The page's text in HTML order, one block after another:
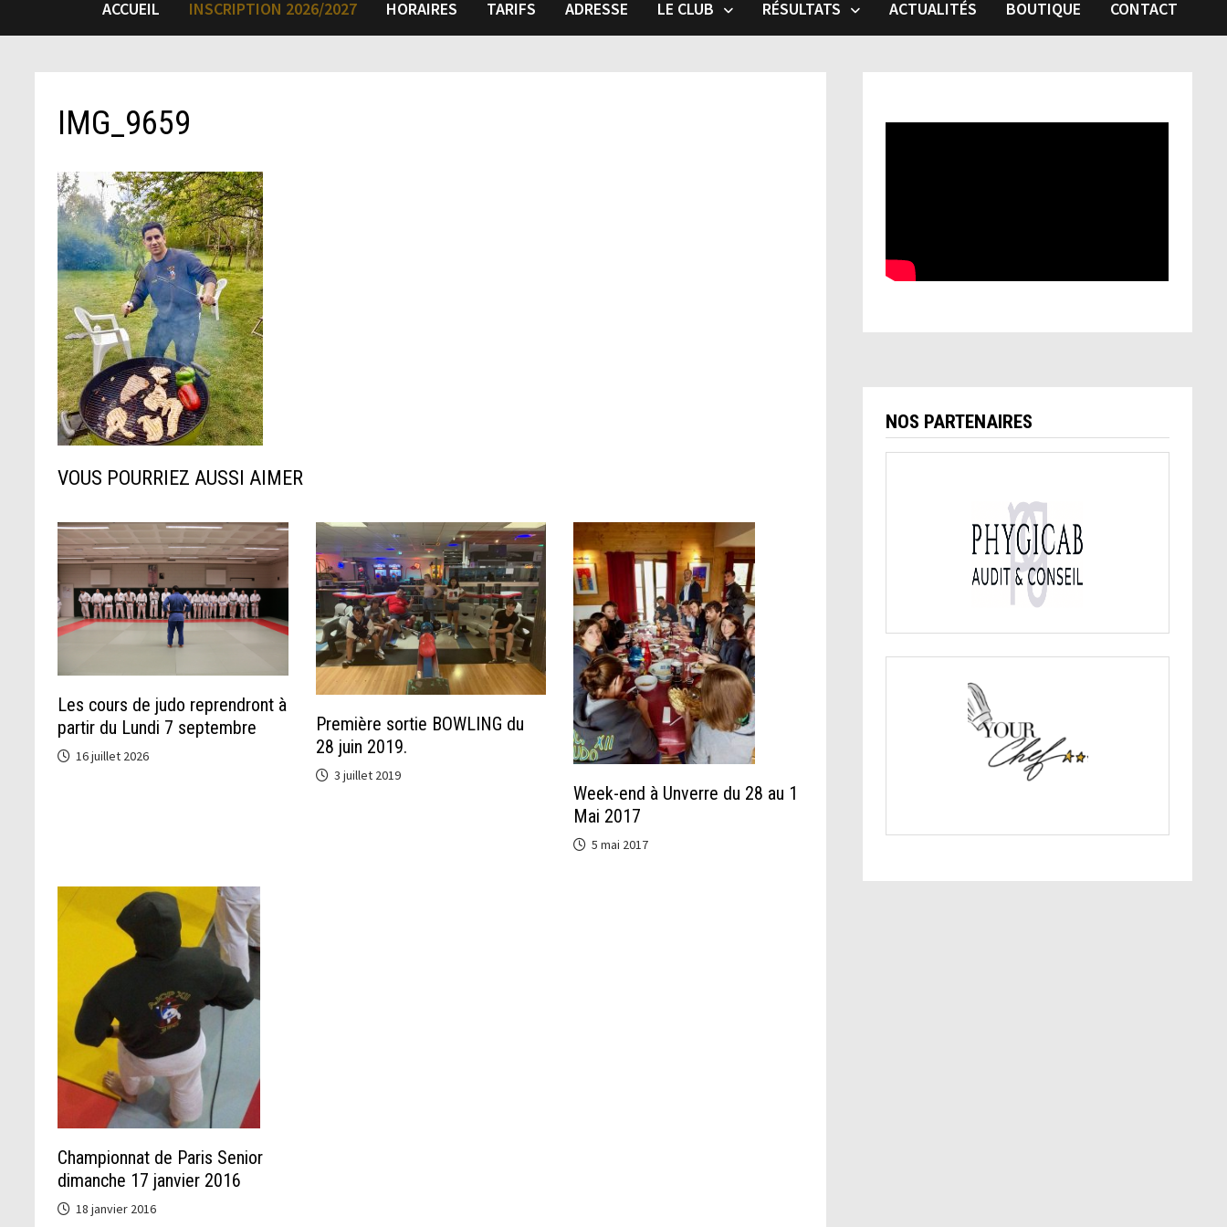
ACCUEIL INSCRIPTION 2026/2027 HORAIRES TARIFS ADRESSE LE CLUB RÉSULTATS ACTUALITÉS BOUTIQUE CONTACT
IMG_9659
VOUS POURRIEZ AUSSI AIMER
Les cours de judo reprendront à
partir du Lundi 7 septembre
16 juillet 2026
Première sortie BOWLING du
28 juin 2019.
3 juillet 2019
Week-end à Unverre du 28 au 1
Mai 2017
5 mai 2017
Championnat de Paris Senior
dimanche 17 janvier 2016
18 janvier 2016
NOS PARTENAIRES